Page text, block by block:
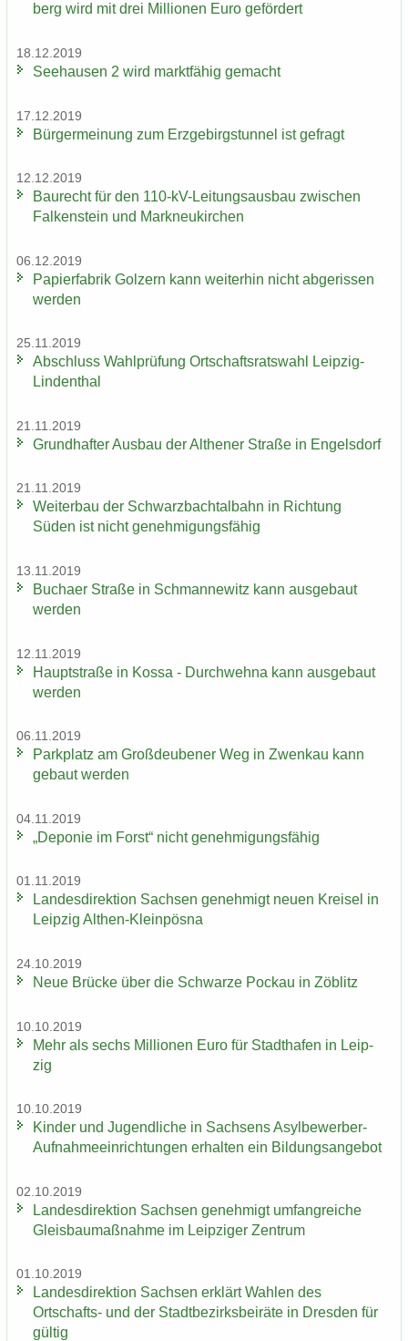
berg wird mit drei Mil­lio­nen Euro ge­för­dert
18.12.2019
See­hau­sen 2 wird markt­fä­hig ge­macht
17.12.2019
Bür­ger­mei­nung zum Erz­ge­birgs­tun­nel ist ge­fragt
12.12.2019
Bau­recht für den 110-​kV-Leitungsausbau zwi­schen
Fal­ken­stein und Mark­neu­kir­chen
06.12.2019
Pa­pier­fa­brik Golz­ern kann wei­ter­hin nicht ab­ge­ris­sen
wer­den
25.11.2019
Ab­schluss Wahl­prü­fung Ort­schafts­rats­wahl Leipzig-​
Lindenthal
21.11.2019
Grund­haf­ter Aus­bau der Alt­he­ner Stra­ße in En­gels­dorf
21.11.2019
Wei­ter­bau der Schwarz­bach­tal­bahn in Rich­tung
Süden ist nicht ge­neh­mi­gungs­fä­hig
13.11.2019
Bu­ch­a­er Stra­ße in Sch­man­ne­witz kann aus­ge­baut
wer­den
12.11.2019
Haupt­stra­ße in Kossa - Durch­weh­na kann aus­ge­baut
wer­den
06.11.2019
Park­platz am Groß­deu­be­ner Weg in Zwenkau kann
ge­baut wer­den
04.11.2019
„De­po­nie im Forst“ nicht ge­neh­mi­gungs­fä­hig
01.11.2019
Lan­des­di­rek­ti­on Sach­sen ge­neh­migt neuen Krei­sel in
Leip­zig Althen-​Kleinpösna
24.10.2019
Neue Brü­cke über die Schwar­ze Po­ckau in Zö­blitz
10.10.2019
Mehr als sechs Mil­lio­nen Euro für Stadt­ha­fen in Leip­
zig
10.10.2019
Kin­der und Ju­gend­li­che in Sach­sens Asylbewerber-​
Aufnahmeeinrichtungen er­hal­ten ein Bil­dungs­an­ge­bot
02.10.2019
Lan­des­di­rek­ti­on Sach­sen ge­neh­migt um­fang­rei­che
Gleis­bau­maß­nah­me im Leip­zi­ger Zen­trum
01.10.2019
Lan­des­di­rek­ti­on Sach­sen er­klärt Wah­len des
Ortschafts-​ und der Stadt­be­zirks­bei­rä­te in Dres­den für
gül­tig